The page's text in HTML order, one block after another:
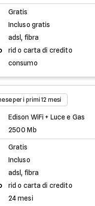
Gratis
Incluso gratis
adsl, fibra
rid o carta di credito
consumo
per i primi 12 mesi
Edison WiFi + Luce e Gas
2500 Mb
Gratis
Incluso
adsl, fibra
rid o carta di credito
24 mesi